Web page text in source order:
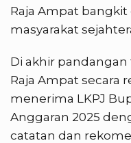
Raja Ampat
masyarakat
Di akhir pandangan
Raja Ampat secara
menerima LKPJ
Anggaran 2025
catatan dan